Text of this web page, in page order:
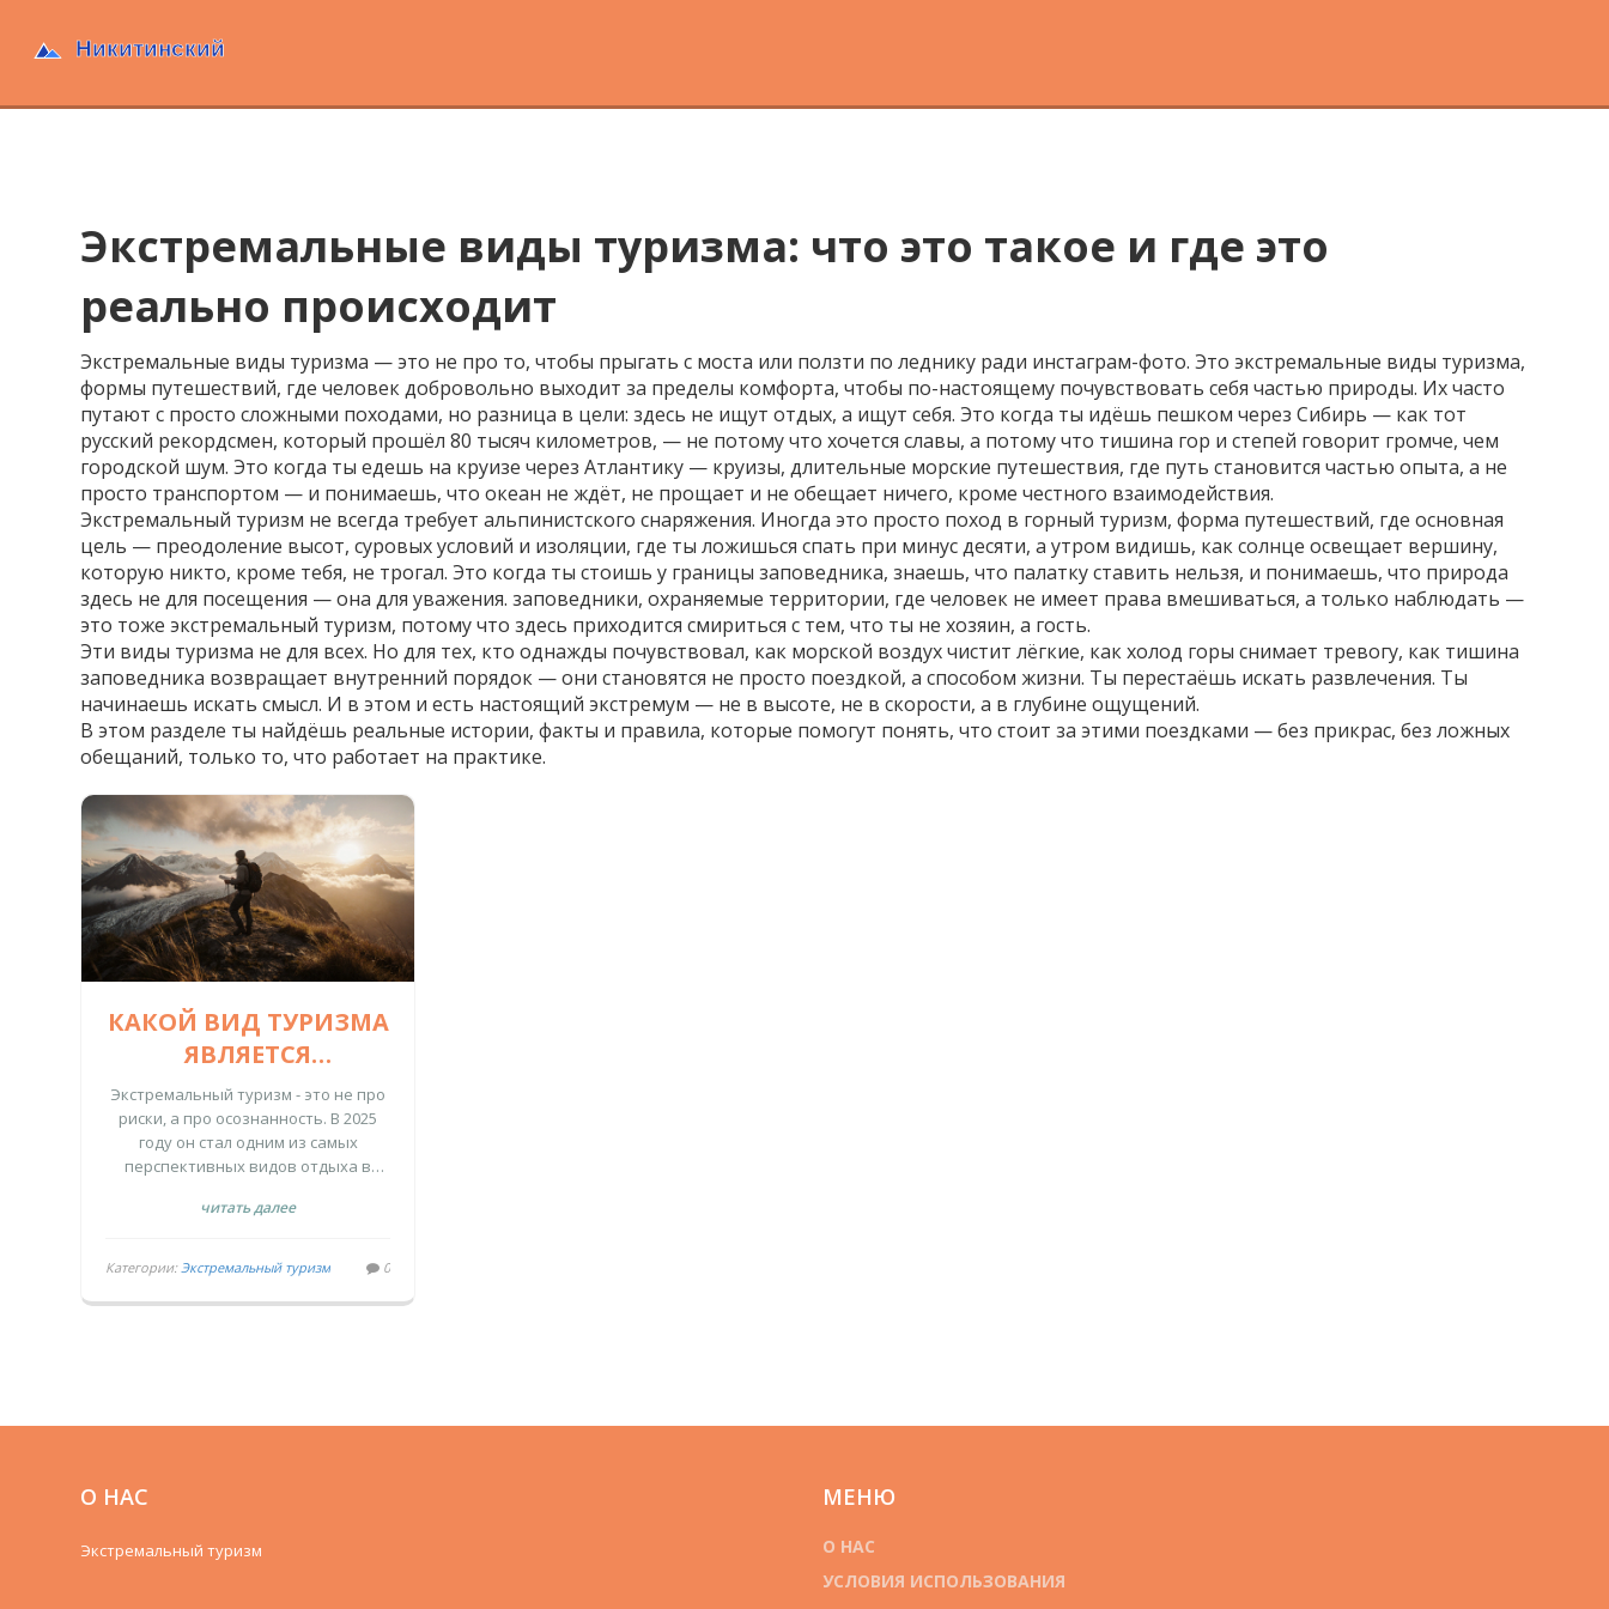
Экстремальные виды туризма: что это такое и где это
реально происходит
Экстремальные виды туризма — это не про то, чтобы прыгать с моста или ползти по леднику ради инстаграм-фото. Этоэкстремальные виды туризма,
формы путешествий, где человек добровольно выходит за пределы комфорта, чтобы по-настоящему почувствовать себя частью природы. Их часто
путают с просто сложными походами, но разница в цели: здесь не ищут отдых, а ищут себя. Это когда ты идёшь пешком через Сибирь — как тот
русский рекордсмен, который прошёл 80 тысяч километров, — не потому что хочется славы, а потому что тишина гор и степей говорит громче, чем
городской шум. Это когда ты едешь на круизе через Атлантику — круизы,длительные морские путешествия, где путь становится частью опыта, а не
просто транспортом — и понимаешь, что океан не ждёт, не прощает и не обещает ничего, кроме честного взаимодействия.
Экстремальный туризм не всегда требует альпинистского снаряжения. Иногда это просто поход в горный туризм,форма путешествий, где основная
цель — преодоление высот, суровых условий и изоляции, где ты ложишься спать при минус десяти, а утром видишь, как солнце освещает вершину,
которую никто, кроме тебя, не трогал. Это когда ты стоишь у границы заповедника, знаешь, что палатку ставить нельзя, и понимаешь, что природа
здесь не для посещения — она для уважения.заповедники,охраняемые территории, где человек не имеет права вмешиваться, а только наблюдать —
это тоже экстремальный туризм, потому что здесь приходится смириться с тем, что ты не хозяин, а гость.
Эти виды туризма не для всех. Но для тех, кто однажды почувствовал, как морской воздух чистит лёгкие, как холод горы снимает тревогу, как тишина
заповедника возвращает внутренний порядок — они становятся не просто поездкой, а способом жизни. Ты перестаёшь искать развлечения. Ты
начинаешь искать смысл. И в этом и есть настоящий экстремум — не в высоте, не в скорости, а в глубине ощущений.
В этом разделе ты найдёшь реальные истории, факты и правила, которые помогут понять, что стоит за этими поездками — без прикрас, без ложных
обещаний, только то, что работает на практике.
КАКОЙ ВИД ТУРИЗМА
ЯВЛЯЕТСЯ
ПЕРСПЕКТИВНЫМ В
2025 ГОДУ?
Экстремальный туризм - это не про
риски, а про осознанность. В 2025
году он стал одним из самых
перспективных видов отдыха в
ледовый дайвинг на Байкале и
Калмыкии меняют отношение
читать далее
Категории:Экстремальный туризм 0
О НАС
Экстремальный туризм
МЕНЮ
О НАС
УСЛОВИЯ ИСПОЛЬЗОВАНИЯ